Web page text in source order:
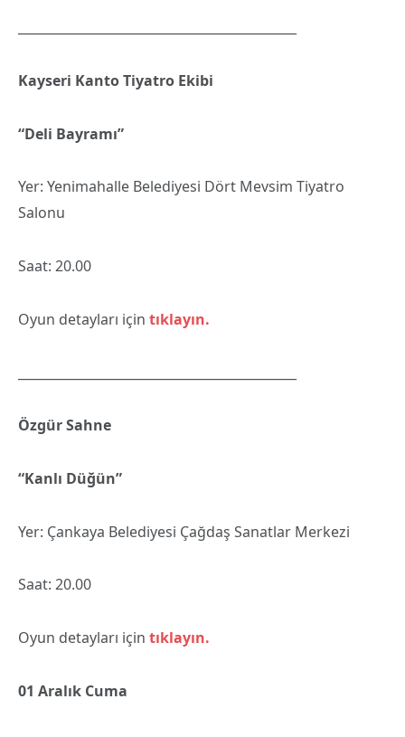
Kayseri Kanto Tiyatro Ekibi
“Deli Bayramı”
Yer: Yenimahalle Belediyesi Dört Mevsim Tiyatro
Salonu
Saat: 20.00
Oyun detayları için tıklayın.
Özgür Sahne
“Kanlı Düğün”
Yer: Çankaya Belediyesi Çağdaş Sanatlar Merkezi
Saat: 20.00
Oyun detayları için tıklayın.
01 Aralık Cuma